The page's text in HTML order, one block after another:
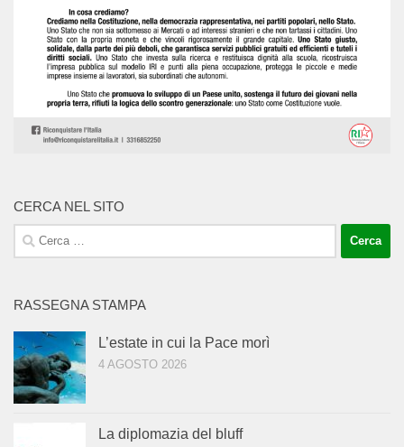
CERCA NEL SITO
Ricerca
per:
RASSEGNA STAMPA
L’estate in cui la Pace morì
4 AGOSTO 2026
La diplomazia del bluff